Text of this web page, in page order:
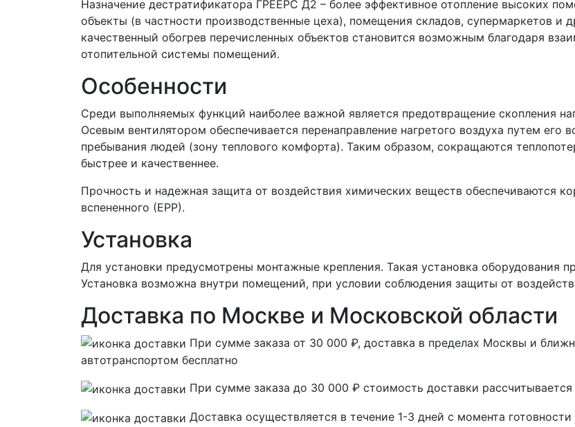
Назначение дестратификатора ГРЕЕРС Д2 – более эффективное отопление высоких
объекты (в частности производственные цеха), помещения складов, супермаркетов и
качественный обогрев перечисленных объектов становится возможным благодаря
отопительной системы помещений.
Особенности
Среди выполняемых функций наиболее важной является предотвращение скопления
Осевым вентилятором обеспечивается перенаправление нагретого воздуха путем его
пребывания людей (зону теплового комфорта). Таким образом, сокращаются
быстрее и качественнее.
Прочность и надежная защита от воздействия химических веществ обеспечиваются
вспененного (ЕРР).
Установка
Для установки предусмотрены монтажные крепления. Такая установка оборудования
Установка возможна внутри помещений, при условии соблюдения защиты от
Доставка по Москве и Московской области
При сумме заказа от 30 000 ₽, доставка в пределах Москвы и
автотранспортом бесплатно
При сумме заказа до 30 000 ₽ стоимость доставки
Доставка осуществляется в течение 1-3 дней с момента готовности